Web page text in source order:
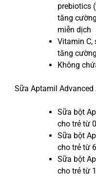
prebiotics
tăng
miễn dịch
Vitamin C,
tăng
Không
Sữa Aptamil Advanced
Sữa bột
cho trẻ từ
Sữa bột
cho trẻ từ
Sữa bột
cho trẻ từ